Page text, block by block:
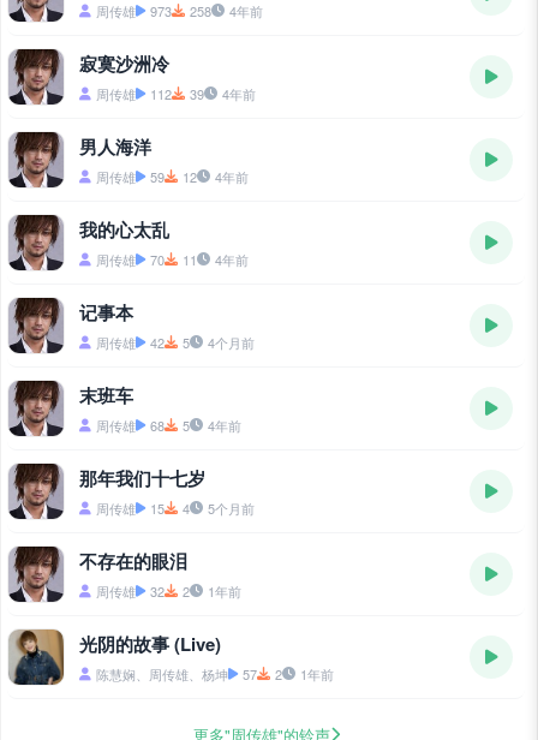
周传雄 973 258 4年前
寂寞沙洲冷
周传雄 112 39 4年前
男人海洋
周传雄 59 12 4年前
我的心太乱
周传雄 70 11 4年前
记事本
周传雄 42 5 4个月前
末班车
周传雄 68 5 4年前
那年我们十七岁
周传雄 15 4 5个月前
不存在的眼泪
周传雄 32 2 1年前
光阴的故事 (Live)
陈慧娴、周传雄、杨坤 57 2 1年前
更多"周传雄"的铃声